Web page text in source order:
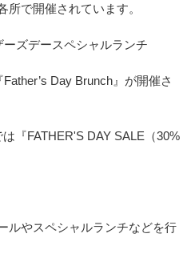
で開催されています。
ズデースペシャルランチ
Day Brunch』が開催さ
『FATHER'S DAY SALE（30%
ルやスペシャルランチなどを行